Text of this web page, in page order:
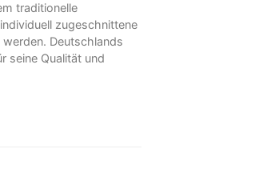
traditionelle
zugeschnittene
Deutschlands
seine Qualität und